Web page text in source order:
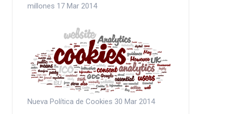
millones 17 Mar 2014
Nueva Política de Cookies 30 Mar 2014